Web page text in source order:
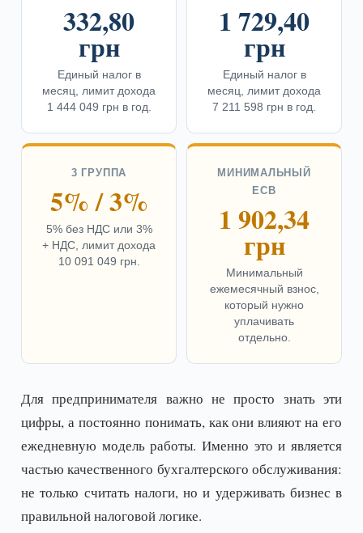
332,80
грн
Единый налог в
месяц, лимит дохода
1 444 049 грн в год.
1 729,40
грн
Единый налог в
месяц, лимит дохода
7 211 598 грн в год.
3 ГРУППА
5% / 3%
5% без НДС или 3%
+ НДС, лимит дохода
10 091 049 грн.
МИНИМАЛЬНЫЙ
ЕСВ
1 902,34
грн
Минимальный
ежемесячный взнос,
который нужно
уплачивать
отдельно.
Для предпринимателя важно не просто знать эти
цифры, а постоянно понимать, как они влияют на его
ежедневную модель работы. Именно это и является
частью качественного бухгалтерского обслуживания:
не только считать налоги, но и удерживать бизнес в
правильной налоговой логике.